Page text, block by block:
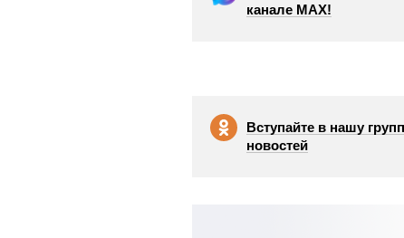
канале МАХ!
Вступайте в нашу
новостей